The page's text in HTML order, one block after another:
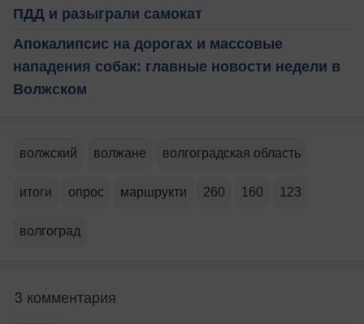
ПДД и разыграли самокат
Апокалипсис на дорогах и массовые
нападения собак: главные новости недели в
Волжском
волжский волжане волгоградская область
итоги опрос маршрукти 260 160 123
волгоград
3 комментария